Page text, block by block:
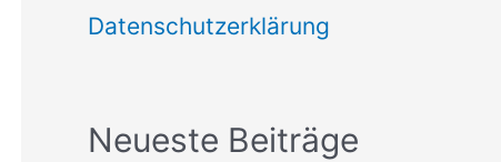
h
Datenschutzerklärung
Neueste Beiträge